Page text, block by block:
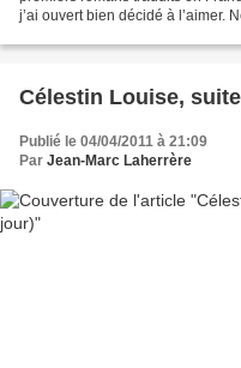
j’ai ouvert bien décidé à l’aimer.
Célestin Louise,
Publié le 04/04/2011 à 21:09
Par Jean-Marc Laherrère